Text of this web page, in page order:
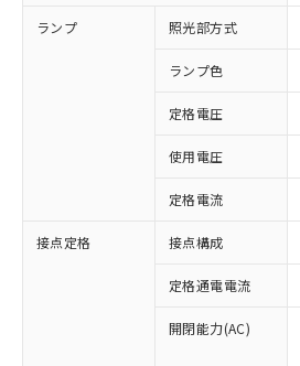
ランプ 照光部方式
ランプ色
定格電圧
使用電圧
定格電流
接点定格 接点構成
定格通電電流
開閉能力(AC)
ご利用条件
以下の条件をお読みいただき
ご利用ください。
本サービスは、当社制
商品の当社在庫状況お
(税抜)を提供させてい
当社制御機器事業取扱
対応済み：EU RoHS指令
非含有に対応した製品が提
対応予定：EU RoHS指令（
有に対応した製品に切り替え
対応予定なし：EU RoHS指
非含有に非対応の商品で、対
調査・確認中：EU RoHS指
非含有の対応状況を調査中
非該当品：ライセンス料な
害物質有無と関係のない商
仕入先様の事情により、非
「○」：最大均質材料含有
基準値以下であることを示
「×」：最大均質材料含有